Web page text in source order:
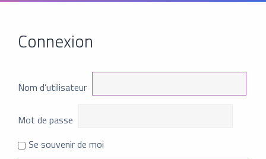
Connexion
Nom d’utilisateur
Mot de passe
Se souvenir de moi